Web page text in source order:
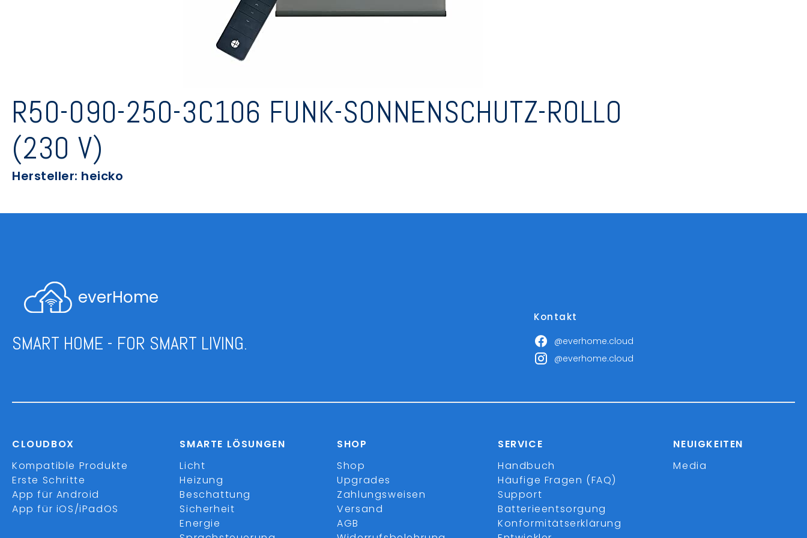
R50-090-250-3C106 FUNK-SONNENSCHUTZ-ROLLO
(230 V)
Hersteller: heicko
everHome
SMART HOME - FOR SMART LIVING.
Kontakt
@everhome.cloud
@everhome.cloud
CLOUDBOX
Kompatible Produkte
Erste Schritte
App für Android
App für iOS/iPadOS
SMARTE LÖSUNGEN
Licht
Heizung
Beschattung
Sicherheit
Energie
SHOP
Shop
Upgrades
Zahlungsweisen
Versand
AGB
SERVICE
Handbuch
Häufige Fragen (FAQ)
Support
Batterieentsorgung
Konformitätserklärung
NEUIGKEITEN
Media